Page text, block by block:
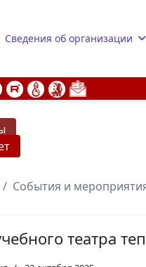
Сведения об организации
События и
театра